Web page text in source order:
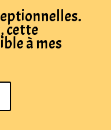
cette
à mes